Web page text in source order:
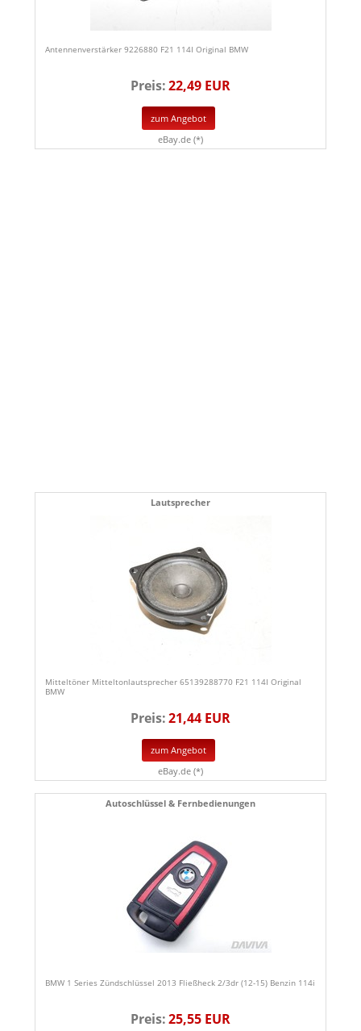
Antennenverstärker 9226880 F21 114I Original BMW
Preis:22,49 EUR
zum Angebot
eBay.de (*)
Lautsprecher
Mitteltöner Mitteltonlautsprecher 65139288770 F21 114I Original
BMW
Preis:21,44 EUR
zum Angebot
eBay.de (*)
Autoschlüssel & Fernbedienungen
BMW 1 Series Zündschlüssel 2013 Fließheck 2/3dr (12-15) Benzin 114i
Preis:25,55 EUR